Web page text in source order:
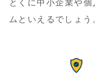
とくに中小企業や
ムといえるでしょう